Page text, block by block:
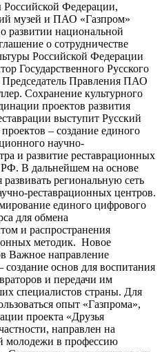
Российской Федерации,
музей и ПАО «Газпром»
развитии национальной
о сотрудничестве
Российской Федерации
Государственного Русского
Правления ПАО
Сохранение культурного
проектов развития
выступит Русский
– создание единого
научно-
и развитие реставрационных
РФ. В дальнейшем на основе
региональную сеть
реставрационных центров.
единого цифрового
для обмена
и распространения
методик. Новое
Важное направление
создание основ для воспитания
и передачи им
специалистов страны. Для
опыт «Газпрома»,
проекта «Друзья
направлен на
молодежи в профессию